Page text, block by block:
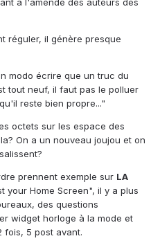
à l'amende des auteurs des
réguler, il génère presque
modo écrire que un truc du
tout neuf, il faut pas le polluer
reste bien propre..."
octets sur les espace des
On a un nouveau joujou et on
prennent exemple sur LA
your Home Screen", il y a plus
des questions
widget horloge à la mode et
fois, 5 post avant.